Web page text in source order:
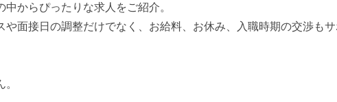
中からぴったりな求人をご紹介。
や面接日の調整だけでなく、お給料、お休み、入職時期の交渉もサ